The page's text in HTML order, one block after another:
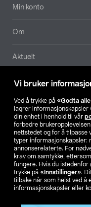
Vi bruker
Ved å trykke på «Godta
lagrer informasjonskapsler
din enhet i henhold til vår
forbedre
nettstedet og for å tilpasse
typer informasjonskapsler:
annonserelaterte. For
krav om samtykke,
fungere. Hvis du istedenfor
trykke på «Innstillinger».
tilbake når som helst ved å
informasjonskapsler eller
Min konto
Om
Aktuelt
Våre selskaper